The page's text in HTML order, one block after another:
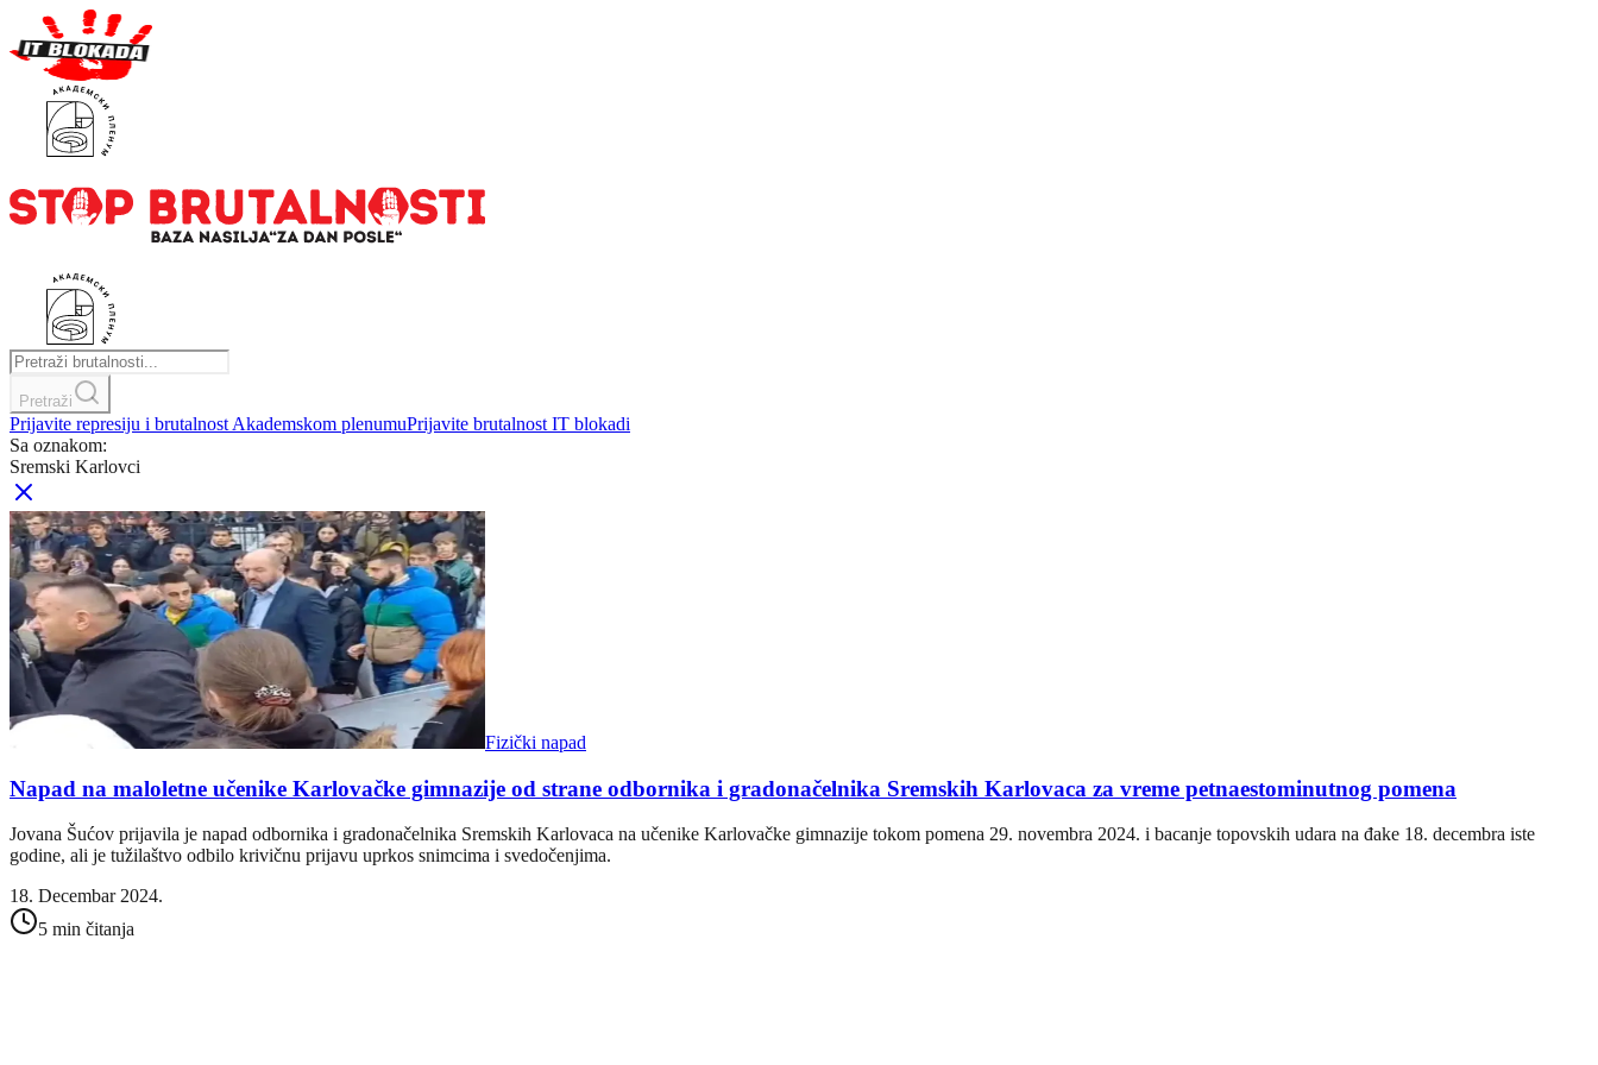
Pretraži
Prijavite represiju i brutalnost Akademskom plenumuPrijavite brutalnost IT blokadi
Sa oznakom:
Sremski Karlovci
Fizički napad
Napad na maloletne učenike Karlovačke gimnazije od strane odbornika i gradonačelnika Sremskih Karlovaca za vreme petnaestominutnog pomena
Jovana Šućov prijavila je napad odbornika i gradonačelnika Sremskih Karlovaca na učenike Karlovačke gimnazije tokom pomena 29. novembra 2024. i bacanje topovskih udara na đake 18. decembra iste
godine, ali je tužilaštvo odbilo krivičnu prijavu uprkos snimcima i svedočenjima.
18. Decembar 2024.
5 min čitanja